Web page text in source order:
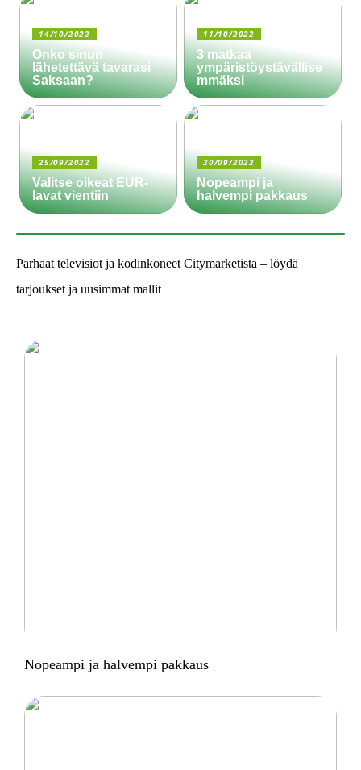
14/10/2022
Onko sinun
lähetettävä tavarasi
Saksaan?
11/10/2022
3 matkaa
ympäristöystävällise
mmäksi
25/09/2022
Valitse oikeat EUR-
lavat vientiin
20/09/2022
Nopeampi ja
halvempi pakkaus
Parhaat televisiot ja kodinkoneet Citymarketista – löydä
tarjoukset ja uusimmat mallit
Nopeampi ja halvempi pakkaus